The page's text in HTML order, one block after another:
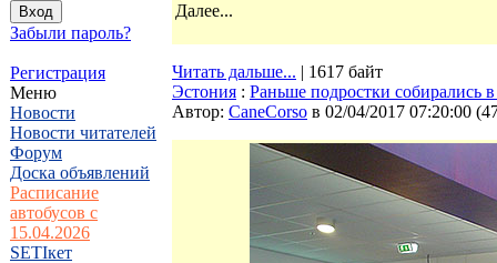
Забыли пароль?
Регистрация
Меню
Новости
Новости читателей
Форум
Доска объявлений
Расписание
автобусов с
15.04.2026
SETIкет
Далее...
Читать дальше... | 1617 байт
Эстония : Раньше подростки собирались
Автор: CaneCorso в 02/04/2017 07:20:00 (